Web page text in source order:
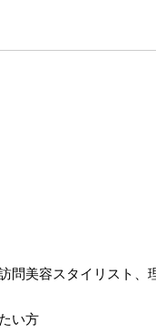
問美容スタイリスト
い方